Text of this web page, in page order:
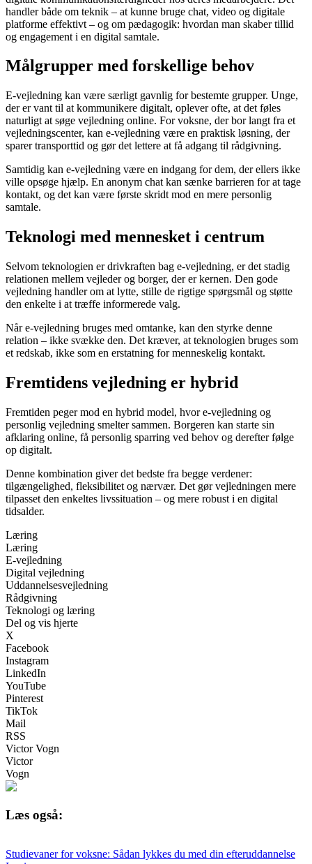
handler både om teknik – at kunne bruge chat, video og digitale
platforme effektivt – og om pædagogik: hvordan man skaber tillid
og engagement i en digital samtale.
Målgrupper med forskellige behov
E-vejledning kan være særligt gavnlig for bestemte grupper. Unge,
der er vant til at kommunikere digitalt, oplever ofte, at det føles
naturligt at søge vejledning online. For voksne, der bor langt fra et
vejledningscenter, kan e-vejledning være en praktisk løsning, der
sparer transporttid og gør det lettere at få adgang til rådgivning.
Samtidig kan e-vejledning være en indgang for dem, der ellers ikke
ville opsøge hjælp. En anonym chat kan sænke barrieren for at tage
kontakt, og det kan være første skridt mod en mere personlig
samtale.
Teknologi med mennesket i centrum
Selvom teknologien er drivkraften bag e-vejledning, er det stadig
relationen mellem vejleder og borger, der er kernen. Den gode
vejledning handler om at lytte, stille de rigtige spørgsmål og støtte
den enkelte i at træffe informerede valg.
Når e-vejledning bruges med omtanke, kan den styrke denne
relation – ikke svække den. Det kræver, at teknologien bruges som
et redskab, ikke som en erstatning for menneskelig kontakt.
Fremtidens vejledning er hybrid
Fremtiden peger mod en hybrid model, hvor e-vejledning og
personlig vejledning smelter sammen. Borgeren kan starte sin
afklaring online, få personlig sparring ved behov og derefter følge
op digitalt.
Denne kombination giver det bedste fra begge verdener:
tilgængelighed, fleksibilitet og nærvær. Det gør vejledningen mere
tilpasset den enkeltes livssituation – og mere robust i en digital
tidsalder.
Læring
Læring
E-vejledning
Digital vejledning
Uddannelsesvejledning
Rådgivning
Teknologi og læring
Del og vis hjerte
X
Facebook
Instagram
LinkedIn
YouTube
Pinterest
TikTok
Mail
RSS
Victor Vogn
Victor
Vogn
Læs også:
Studievaner for voksne: Sådan lykkes du med din efteruddannelse